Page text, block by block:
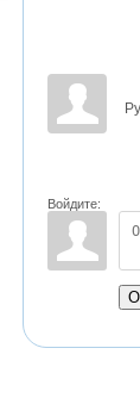
Войдите: